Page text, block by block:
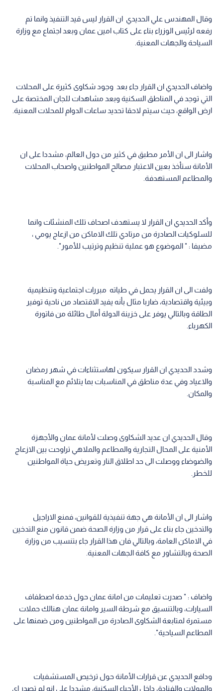
وقال المهندس علي الحديدي ان القرار ليس قيد التنفيذ وانما تم
رفعه لرئيس الوزراء بناء على كتاب امين عمان وبعد اجتماع مع وزارة
السياحة والجهات المعنية.
واضاف الحديدي ان القرار جاء بعد وجود شكاوى كثيرة على المحلات
التي توجد في المناطق السكنية وبعد مشاهدات للجان المختصة على
ارض الواقع، حيث سيتم لاحقا تحديد ساعات الدوام للمحلات المعنية.
واشار الى ان الأمر مطبق في كثير من دول العالم، مشددا على ان
الأمانة ستأخذ بعين الاعتبار مصالح المواطنين واصحاب المحلات
والمطاعم المستهدفة.
وأكد الحديدي ان القرار لا يستهدف اصحاف تلك المنشئات وانما
للسلوكيات الصادرة من مرتادي تلك الاماكن من ازعاج يومي ،
مضيفا : " الموضوع هو عملية تنظيم وترتيب للأمور".
ولفت الى ان القرار يحمل في طياته مبررات اجتماعية وتنظيمية
وبيئية واقتصادية، ضاربا مثال بأنه يفيد الاقتصاد من ناحية توفير
الطاقة وبالتالي يوفر على خزينة الدولة أمال طائلة من فاتورة
الكهرباء.
وشدد الحديدي ان القرار سيكون لهاستثناءات في شهر رمضان
والاعياد وفي عدة مناطق في المناسبات بما يتلائم مع المناسبة
والمكان.
وقال الحديدي ان عديد الشكاوى وصلت لأمانة عمان والأجهزة
الأمنية على المحال التجارية والمطاعم والملاهي تراوحت بين الازعاج
والضوضاء ووصلت الى حد اطلاق النار وتعريض حياة المواطنين
للخطر.
واشار الى ان الأمانة هي جهة تنفيذية للقوانين، فمنع الاراجيل
والتدخين جاء بناء على قرار من وزارة الصحة ضمن قانون منع التدخين
في الاماكن العامة، وبالتالي فان هذا القرار جاء بتنسيب من وزارة
الصحة وبالتشاور مع كافة الجهات المعنية.
واضاف : " صدرت تعليمات من امانة عمان حول خدمة اصطفاف
السيارات، وبالتنسيق مع شرطة السير وامانة عمان هنالك حملات
مستمرة لمتابعة الشكاوى الصادرة من المواطنين ومن ضمنها على
المطاعم السياحية".
ودافع الحديدي عن قرارات الأمانة حول ترخيص المستشفيات
والمولات والفنادق داخل الأحياء السكنية، مشددا على انه لم تصدر اي